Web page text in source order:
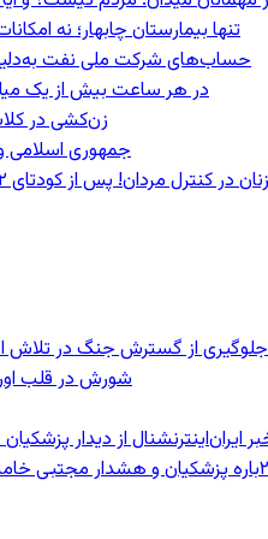
تنها بیمارستان چابهار؛ نه
حساب‌های شرکت ملی نفت به‌دلیل بدهی ۲۸۷ هزار میلیارد
در هر ساعت بیش از یک
زن‌کشی در
جمهوری اسلامی و اربعین ۱۴۰۵؛ هزینه
از گسترش جنگ در تلاش
شورش در قلب
ایران‌اینترنشنال از دیدار